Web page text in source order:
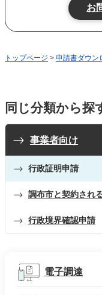
トップページ > 申請書ダウン
同じ分類から探
事業者向け
行政証明申請
調布市と契約され
行政境界確認申請
電子調達